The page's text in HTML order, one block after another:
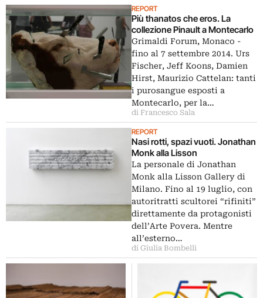
REPORT
Più thanatos che eros. La
collezione Pinault a Montecarlo
Grimaldi Forum, Monaco -
fino al 7 settembre 2014. Urs
Fischer, Jeff Koons, Damien
Hirst, Maurizio Cattelan: tanti
i purosangue esposti a
Montecarlo, per la…
di Francesco Sala
REPORT
Nasi rotti, spazi vuoti. Jonathan
Monk alla Lisson
La personale di Jonathan
Monk alla Lisson Gallery di
Milano. Fino al 19 luglio, con
autoritratti scultorei “rifiniti”
direttamente da protagonisti
dell’Arte Povera. Mentre
all’esterno…
di Giulia Bombelli